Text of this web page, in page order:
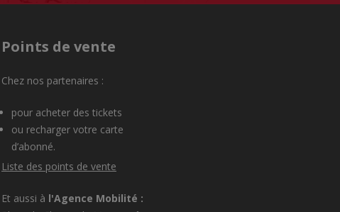
Points de vente
Chez nos partenaires :
pour acheter des tickets
ou recharger votre carte
d’abonné.
Liste des points de vente
Et aussi à l'Agence Mobilité :